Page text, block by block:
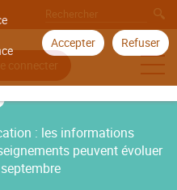
Accepter Refuser
connecter
: les informations
peuvent évoluer